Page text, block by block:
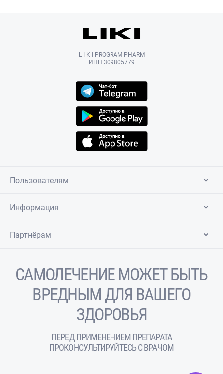
L-I-K-I PROGRAM PHARM
ИНН 309805779
Пользователям
Информация
Партнёрам
САМОЛЕЧЕНИЕ МОЖЕТ БЫТЬ
ВРЕДНЫМ ДЛЯ ВАШЕГО
ЗДОРОВЬЯ
ПЕРЕД ПРИМЕНЕНИЕМ ПРЕПАРАТА
ПРОКОНСУЛЬТИРУЙТЕСЬ С ВРАЧОМ